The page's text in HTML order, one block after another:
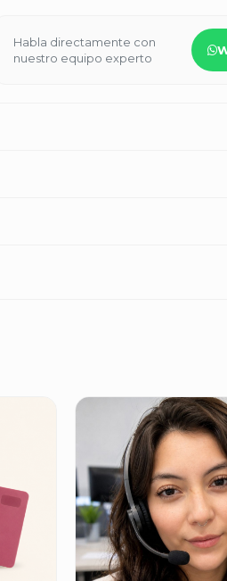
Habla directamente con
nuestro equipo experto